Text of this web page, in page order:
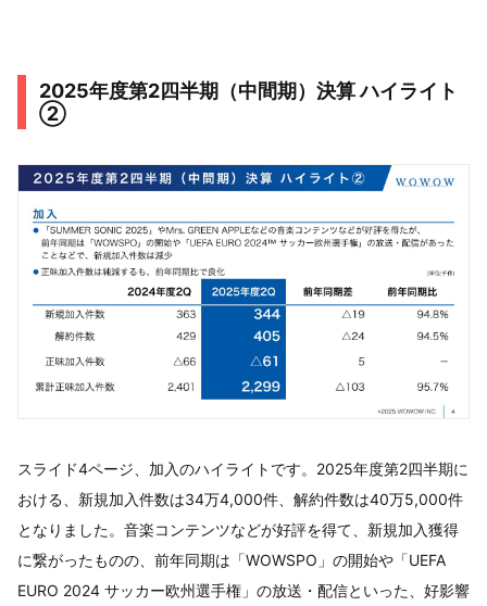
2025年度第2四半期（中間期）決算 ハイライト
②
スライド4ページ、加入のハイライトです。2025年度第2四半期に
おける、新規加入件数は34万4,000件、解約件数は40万5,000件
となりました。音楽コンテンツなどが好評を得て、新規加入獲得
に繋がったものの、前年同期は「WOWSPO」の開始や「UEFA
EURO 2024 サッカー欧州選手権」の放送・配信といった、好影響